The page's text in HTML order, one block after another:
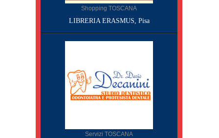
Shopping TOSCANA
LIBRERIA ERASMUS, Pisa
Servizi TOSCANA